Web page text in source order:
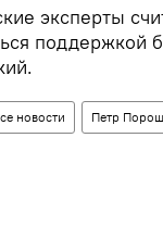
эксперты
поддержкой
новости Петр